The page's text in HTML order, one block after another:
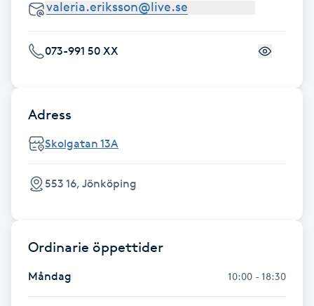
Gravidmassage
Gravidyoga
Gruppträning
073-991 50 XX
Adress
Skolgatan 13A
553 16, Jönköping
Ordinarie öppettider
Måndag 10:00 - 18:30